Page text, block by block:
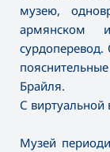
музею,
армянском
Брайля.
С
Музей